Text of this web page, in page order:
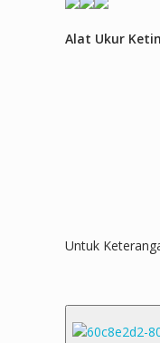
Alat Ukur
Untuk